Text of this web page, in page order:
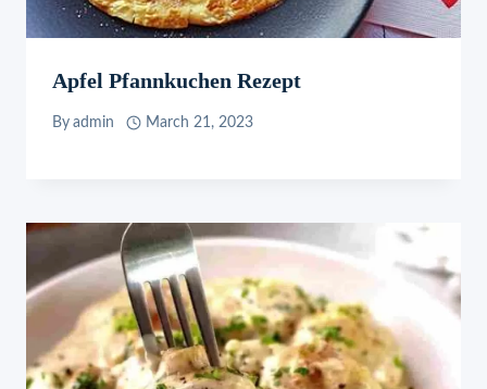
Apfel Pfannkuchen Rezept
By admin March 21, 2023